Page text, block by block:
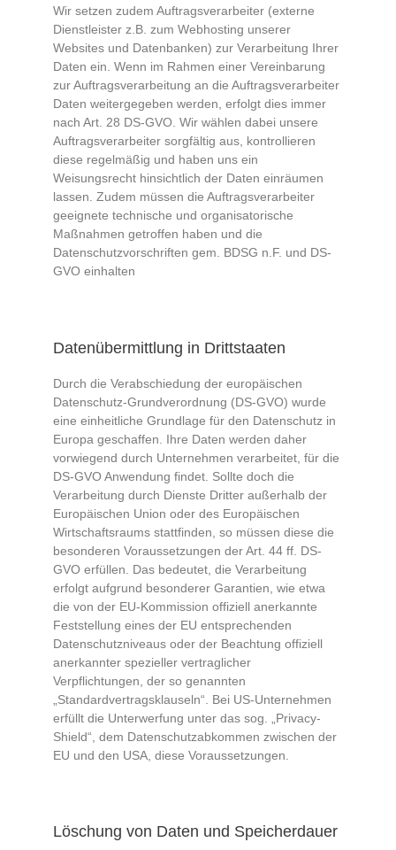
Wir setzen zudem Auftragsverarbeiter (externe
Dienstleister z.B. zum Webhosting unserer
Websites und Datenbanken) zur Verarbeitung Ihrer
Daten ein. Wenn im Rahmen einer Vereinbarung
zur Auftragsverarbeitung an die Auftragsverarbeiter
Daten weitergegeben werden, erfolgt dies immer
nach Art. 28 DS-GVO. Wir wählen dabei unsere
Auftragsverarbeiter sorgfältig aus, kontrollieren
diese regelmäßig und haben uns ein
Weisungsrecht hinsichtlich der Daten einräumen
lassen. Zudem müssen die Auftragsverarbeiter
geeignete technische und organisatorische
Maßnahmen getroffen haben und die
Datenschutzvorschriften gem. BDSG n.F. und DS-
GVO einhalten
Datenübermittlung in Drittstaaten
Durch die Verabschiedung der europäischen
Datenschutz-Grundverordnung (DS-GVO) wurde
eine einheitliche Grundlage für den Datenschutz in
Europa geschaffen. Ihre Daten werden daher
vorwiegend durch Unternehmen verarbeitet, für die
DS-GVO Anwendung findet. Sollte doch die
Verarbeitung durch Dienste Dritter außerhalb der
Europäischen Union oder des Europäischen
Wirtschaftsraums stattfinden, so müssen diese die
besonderen Voraussetzungen der Art. 44 ff. DS-
GVO erfüllen. Das bedeutet, die Verarbeitung
erfolgt aufgrund besonderer Garantien, wie etwa
die von der EU-Kommission offiziell anerkannte
Feststellung eines der EU entsprechenden
Datenschutzniveaus oder der Beachtung offiziell
anerkannter spezieller vertraglicher
Verpflichtungen, der so genannten
„Standardvertragsklauseln“. Bei US-Unternehmen
erfüllt die Unterwerfung unter das sog. „Privacy-
Shield“, dem Datenschutzabkommen zwischen der
EU und den USA, diese Voraussetzungen.
Löschung von Daten und Speicherdauer